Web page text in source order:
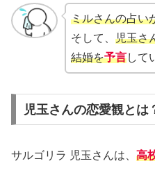
ミルさんの占い
そして、 児玉さ
結婚を予言して
児玉さんの恋愛観とは
サルゴリラ 児玉さんは、 高